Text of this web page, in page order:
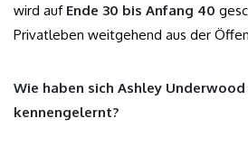
wird auf Ende 30 bis Anfang 40
Privatleben weitgehend aus der
Wie haben sich Ashley
kennengelernt?